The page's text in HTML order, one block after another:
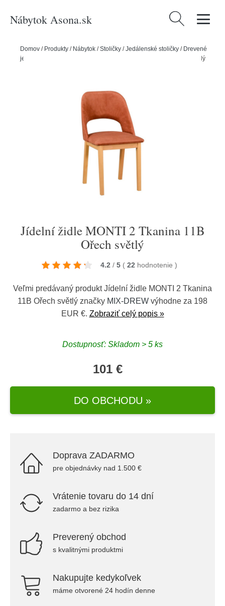
Nábytok Asona.sk Hľadať:
Domov / Produkty / Nábytok /Stoličky /Jedálenské stoličky / Drevené
jedálenské stoličky
Jídelní židle MONTI 2 Tkanina 11B Ořech světlý
Jídelní židle MONTI 2 Tkanina 11B
Ořech světlý
4.2 / 5 ( 22 hodnotenie )
Veľmi predávaný produkt Jídelní židle MONTI 2 Tkanina
11B Ořech světlý značky MIX-DREW výhodne za 198
EUR €. Zobraziť celý popis »
Dostupnosť: Skladom > 5 ks
101 €
DO OBCHODU »
Doprava ZADARMO
pre objednávky nad 1.500 €
Vrátenie tovaru do 14 dní
zadarmo a bez rizika
Preverený obchod
s kvalitnými produktmi
Nakupujte kedykoľvek
máme otvorené 24 hodín denne